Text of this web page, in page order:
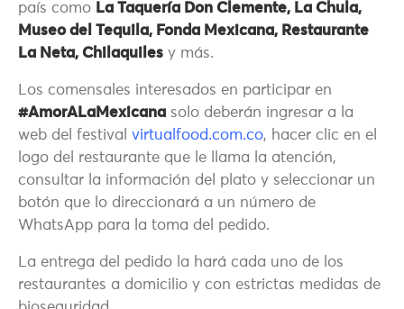
país como La Taquería Don Clemente, La Chula,
Museo del Tequila, Fonda Mexicana, Restaurante
La Neta, Chilaquiles y más.
Los comensales interesados en participar en
#AmorALaMexicana solo deberán ingresar a la
web del festival virtualfood.com.co, hacer clic en el
logo del restaurante que le llama la atención,
consultar la información del plato y seleccionar un
botón que lo direccionará a un número de
WhatsApp para la toma del pedido.
La entrega del pedido la hará cada uno de los
restaurantes a domicilio y con estrictas medidas de